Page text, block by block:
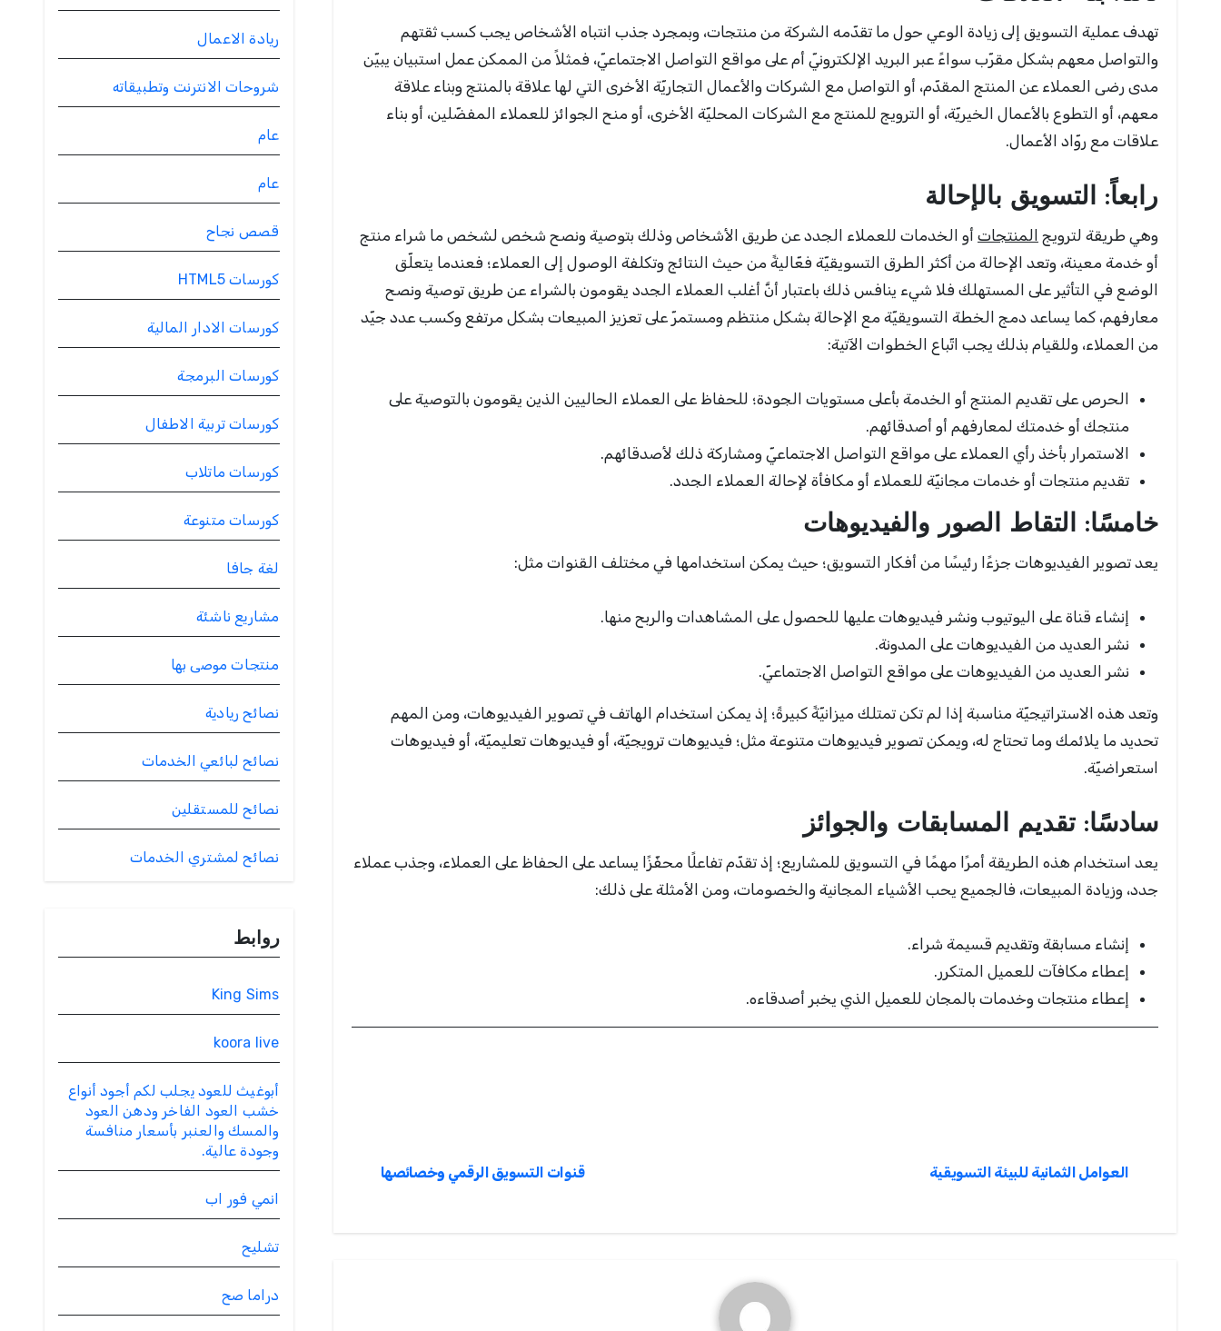
تهدف عملية التسويق إلى زيادة الوعي حول ما تقدّمه الشركة من منتجات، وبمجرد جذب انتباه الأشخاص يجب كسب ثقتهم
والتواصل معهم بشكل مقرّب سواءً عبر البريد الإلكترونيّ أم على مواقع التواصل الاجتماعيّ، فمثلاً من الممكن عمل استبيان يبيّن
مدى رضى العملاء عن المنتج المقدّم، أو التواصل مع الشركات والأعمال التجاريّة الأخرى التي لها علاقة بالمنتج وبناء علاقة
معهم، أو التطوع بالأعمال الخيريّة، أو الترويج للمنتج مع الشركات المحليّة الأخرى، أو منح الجوائز للعملاء المفضّلين، أو بناء
علاقات مع روّاد الأعمال.
رابعاً: التسويق بالإحالة
وهي طريقة لترويج المنتجات أو الخدمات للعملاء الجدد عن طريق الأشخاص وذلك بتوصية ونصح شخص لشخص ما شراء منتج
أو خدمة معينة، وتعد الإحالة من أكثر الطرق التسويقيّة فعّاليةً من حيث النتائج وتكلفة الوصول إلى العملاء؛ فعندما يتعلّق
الوضع في التأثير على المستهلك فلا شيء ينافس ذلك باعتبار أنَّ أغلب العملاء الجدد يقومون بالشراء عن طريق توصية ونصح
معارفهم، كما يساعد دمج الخطة التسويقيّة مع الإحالة بشكل منتظم ومستمرّ على تعزيز المبيعات بشكل مرتفع وكسب عدد جيّد
من العملاء، وللقيام بذلك يجب اتّباع الخطوات الآتية:
الحرص على تقديم المنتج أو الخدمة بأعلى مستويات الجودة؛ للحفاظ على العملاء الحاليين الذين يقومون بالتوصية على
منتجك أو خدمتك لمعارفهم أو أصدقائهم.
الاستمرار بأخذ رأي العملاء على مواقع التواصل الاجتماعيّ ومشاركة ذلك لأصدقائهم.
تقديم منتجات أو خدمات مجانيّة للعملاء أو مكافأة لإحالة العملاء الجدد.
خامسًا: التقاط الصور والفيديوهات
يعد تصوير الفيديوهات جزءًا رئيسًا من أفكار التسويق؛ حيث يمكن استخدامها في مختلف القنوات مثل:
إنشاء قناة على اليوتيوب ونشر فيديوهات عليها للحصول على المشاهدات والربح منها.
نشر العديد من الفيديوهات على المدونة.
نشر العديد من الفيديوهات على مواقع التواصل الاجتماعيّ.
وتعد هذه الاستراتيجيّة مناسبة إذا لم تكن تمتلك ميزانيّةً كبيرةً؛ إذ يمكن استخدام الهاتف في تصوير الفيديوهات، ومن المهم
تحديد ما يلائمك وما تحتاج له، ويمكن تصوير فيديوهات متنوعة مثل؛ فيديوهات ترويجيّة، أو فيديوهات تعليميّة، أو فيديوهات
استعراضيّة.
سادسًا: تقديم المسابقات والجوائز
يعد استخدام هذه الطريقة أمرًا مهمًا في التسويق للمشاريع؛ إذ تقدّم تفاعلًا محفّزًا يساعد على الحفاظ على العملاء، وجذب عملاء
جدد، وزيادة المبيعات، فالجميع يحب الأشياء المجانية والخصومات، ومن الأمثلة على ذلك:
إنشاء مسابقة وتقديم قسيمة شراء.
إعطاء مكافآت للعميل المتكرر.
إعطاء منتجات وخدمات بالمجان للعميل الذي يخبر أصدقاءه.
المقالات
العوامل الثمانية للبيئة التسويقية قنوات التسويق الرقمي وخصائصها
ريادة الاعمال
شروحات الانترنت وتطبيقاته
عام
عام
قصص نجاح
كورسات HTML5
كورسات الادار المالية
كورسات البرمجة
كورسات تربية الاطفال
كورسات ماتلاب
كورسات متنوعة
لغة جافا
مشاريع ناشئة
منتجات موصى بها
نصائح ريادية
نصائح لبائعي الخدمات
نصائح للمستقلين
نصائح لمشتري الخدمات
روابط
King Sims
koora live
أبوغيث للعود يجلب لكم أجود أنواع
خشب العود الفاخر ودهن العود
والمسك والعنبر بأسعار منافسة
وجودة عالية.
انمي فور اب
تشليح
دراما صح